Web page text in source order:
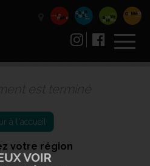
est terminé
à l'accueil
votre région